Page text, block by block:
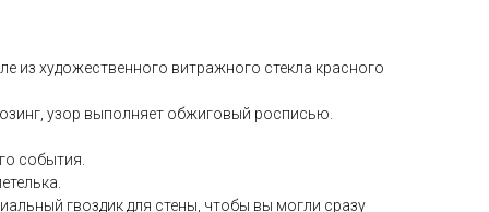
из художественного витражного стекла красного
узор выполняет обжиговый росписью.
события.
гвоздик для стены, чтобы вы могли сразу